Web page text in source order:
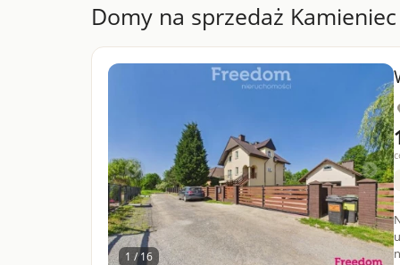
Domy na sprzedaż Kamieniec
1 / 16